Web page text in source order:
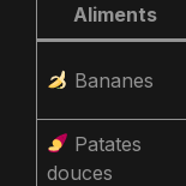
Aliments
Bananes
Patates
douces